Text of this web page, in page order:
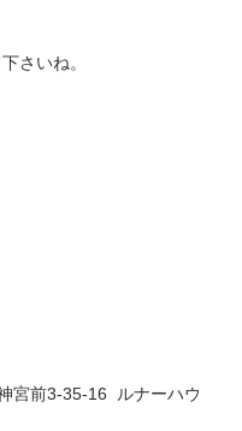
さいね。
宮前3-35-16 ルナーハウ